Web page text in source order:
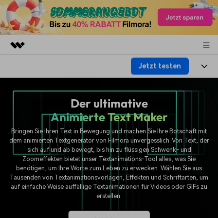
Business
Presseraum
Shop
Support
Jetzt testen
Produkte
Plattformen
Funktionen
Assets
Video/Foto
Audio
Text
Lösungen
Soziale Medien
Marketing & Business
Ressourcen
Hilfe-Center
Der ultimative
Animierte Text Maker
Bringen Sie Ihren Text in Bewegung und machen Sie Ihre Botschaft mit
dem animierten Textgenerator von Filmora unvergesslich. Von Text, der
sich auf und ab bewegt, bis hin zu flüssigen Schwenk- und
Zoomeffekten bietet unser Textanimations-Tool alles, was Sie
benötigen, um Ihre Worte zum Leben zu erwecken. Wählen Sie aus
Tausenden von Textanimationsvorlagen, Effekten und Schriftarten, um
auf einfache Weise auffällige Textanimationen für Videos oder GIFs zu
erstellen.